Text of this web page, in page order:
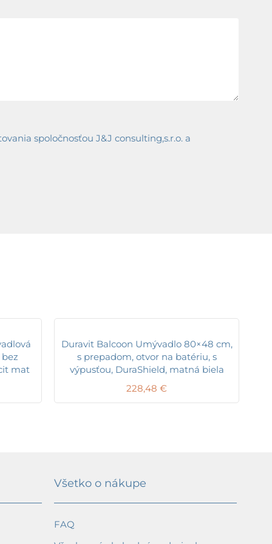
spoločnosťou J&J consulting,s.r.o. a
mat
Duravit Balcoon Umývadlo 80×48 cm,
s prepadom, otvor na batériu, s
výpusťou, DuraShield, matná biela
228,48 €
Všetko o nákupe
FAQ